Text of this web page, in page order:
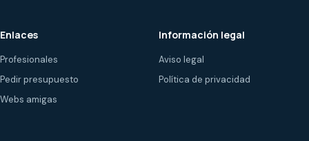
Enlaces
Profesionales
Pedir presupuesto
Webs amigas
Información legal
Aviso legal
Política de privacidad